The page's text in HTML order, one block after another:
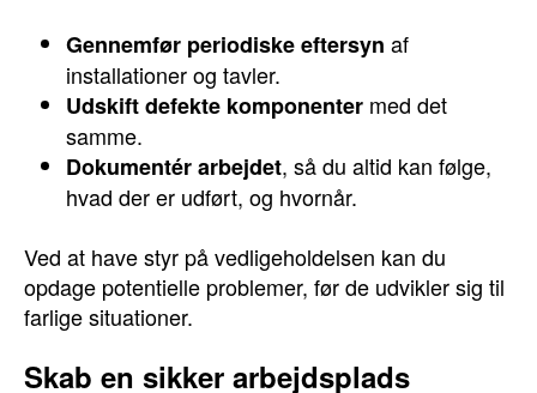
Gennemfør periodiske eftersyn af
installationer og tavler.
Udskift defekte komponenter med det
samme.
Dokumentér arbejdet, så du altid kan følge,
hvad der er udført, og hvornår.
Ved at have styr på vedligeholdelsen kan du
opdage potentielle problemer, før de udvikler sig til
farlige situationer.
Skab en sikker arbejdsplads